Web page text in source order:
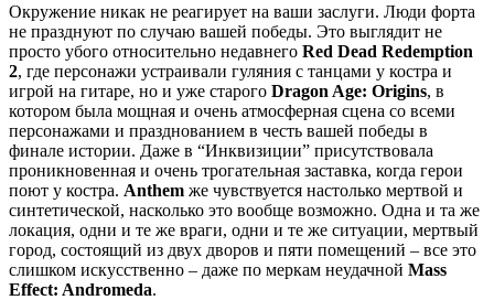
Окружение никак не реагирует на ваши заслуги. Люди форта
не празднуют по случаю вашей победы. Это выглядит не
просто убого относительно недавнего Red Dead Redemption
2, где персонажи устраивали гуляния с танцами у костра и
игрой на гитаре, но и уже старого Dragon Age: Origins, в
котором была мощная и очень атмосферная сцена со всеми
персонажами и празднованием в честь вашей победы в
финале истории. Даже в “Инквизиции” присутствовала
проникновенная и очень трогательная заставка, когда герои
поют у костра. Anthem же чувствуется настолько мертвой и
синтетической, насколько это вообще возможно. Одна и та же
локация, одни и те же враги, одни и те же ситуации, мертвый
город, состоящий из двух дворов и пяти помещений – все это
слишком искусственно – даже по меркам неудачной Mass
Effect: Andromeda.